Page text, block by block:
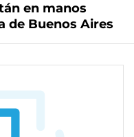
en manos
de Buenos Aires